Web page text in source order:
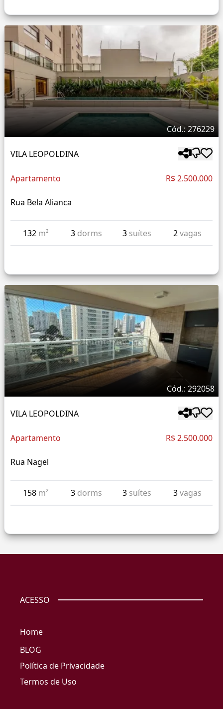
Cód.: 276229
VILA LEOPOLDINA
Apartamento R$ 2.500.000
Rua Bela Alianca
132 m² 3 dorms 3 suítes 2vagas
Cód.: 292058
VILA LEOPOLDINA
Apartamento R$ 2.500.000
Rua Nagel
158 m² 3 dorms 3 suítes 3vagas
ACESSO
Home
BLOG
Política de Privacidade
Termos de Uso